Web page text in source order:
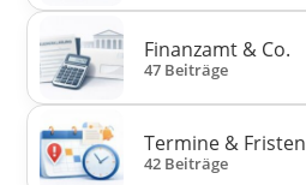
Finanzamt & Co.
47 Beiträge
Termine & Fristen
42 Beiträge